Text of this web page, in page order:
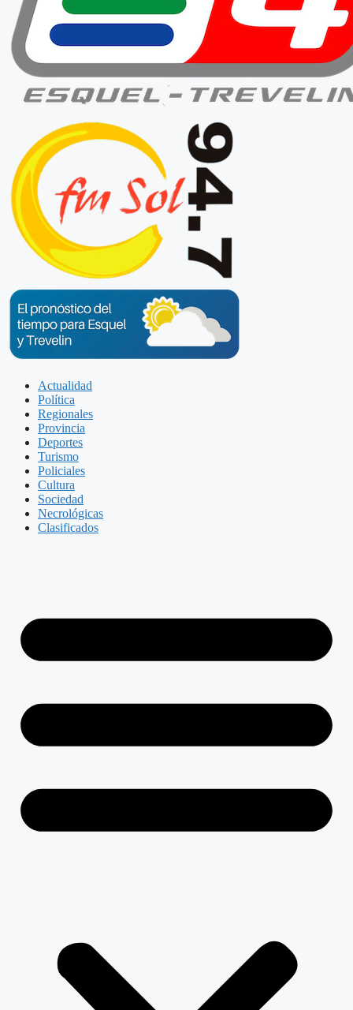
Actualidad
Política
Regionales
Provincia
Deportes
Turismo
Policiales
Cultura
Sociedad
Necrológicas
Clasificados